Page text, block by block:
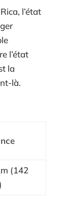
l’état
l’état
la
là.
(142